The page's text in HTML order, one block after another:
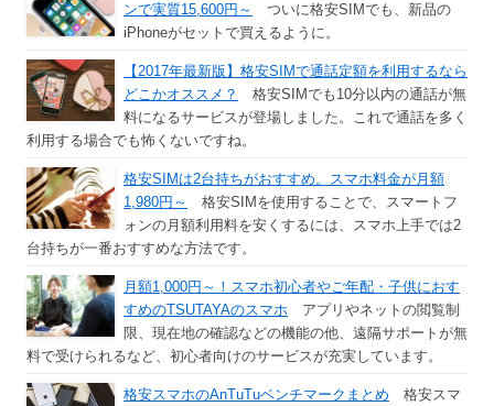
ンで実質15,600円～
ついに格安SIMでも、新品の
iPhoneがセットで買えるように。
【2017年最新版】格安SIMで通話定額を利用するなら
どこかオススメ？
格安SIMでも10分以内の通話が無
料になるサービスが登場しました。これで通話を多く
利用する場合でも怖くないですね。
格安SIMは2台持ちがおすすめ。スマホ料金が月額
1,980円～
格安SIMを使用することで、スマートフ
ォンの月額利用料を安くするには、スマホ上手では2
台持ちが一番おすすめな方法です。
月額1,000円～！スマホ初心者やご年配・子供におす
すめのTSUTAYAのスマホ アプリやネットの閲覧制
限、現在地の確認などの機能の他、遠隔サポートが無
料で受けられるなど、初心者向けのサービスが充実しています。
格安スマホのAnTuTuベンチマークまとめ 格安スマ